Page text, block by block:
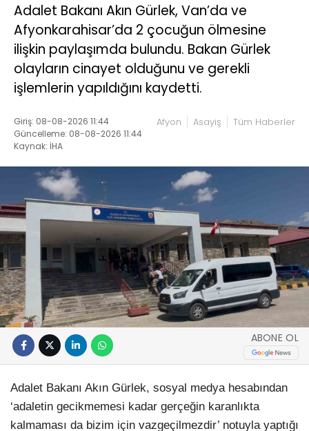
Adalet Bakanı Akın Gürlek, Van’da ve
Afyonkarahisar’da 2 çocuğun ölmesine
ilişkin paylaşımda bulundu. Bakan Gürlek
olayların cinayet olduğunu ve gerekli
işlemlerin yapıldığını kaydetti.
Giriş: 08-08-2026 11:44
Güncelleme: 08-08-2026 11:44
Kaynak: İHA
Afyon Asayiş Tüm Haberler
ABONE OL
Adalet Bakanı Akın Gürlek, sosyal medya hesabından
‘adaletin gecikmemesi kadar gerçeğin karanlıkta
kalmaması da bizim için vazgeçilmezdir’ notuyla yaptığı